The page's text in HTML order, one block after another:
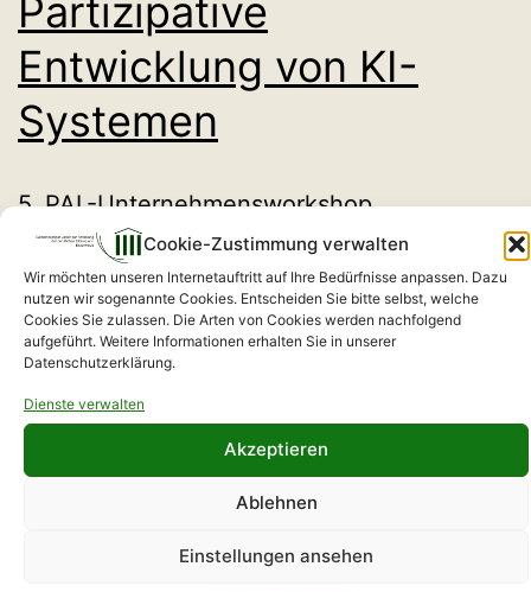
Cookie-Zustimmung verwalten
Wir möchten unseren Internetauftritt auf Ihre Bedürfnisse anpassen. Dazu
nutzen wir sogenannte Cookies. Entscheiden Sie bitte selbst, welche
Cookies Sie zulassen. Die Arten von Cookies werden nachfolgend
aufgeführt. Weitere Informationen erhalten Sie in unserer
Datenschutzerklärung.
Dienste verwalten
Akzeptieren
Ablehnen
Einstellungen ansehen
der
caleg
Partizipative
Entwicklung von KI-
Systemen
5. PAL-Unternehmensworkshop
Brandenburg Die erfolgreiche Integration
von KI-Technologien in Unternehmen
erfordert nicht nur technisches Know-how,
sondern auch eine enge Einbindung der
Mitarbeitenden. Der fünfte PAL-
Unternehmensworkshop Brandenburg am
16. Januar 2025 griff die Diskussion zu
Workshop auf. Die Teilnehmenden